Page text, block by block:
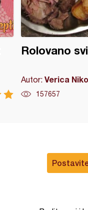
Rolovano
Autor: Verica
157657